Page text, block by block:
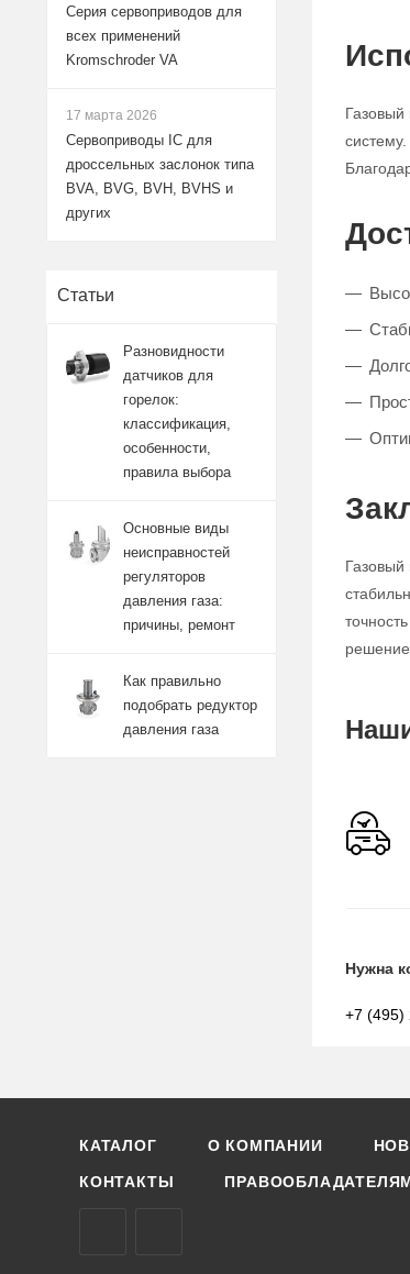
Газовый
Газовый
Нужна
+7 (495)
Серия сервоприводов для
всех применений
Kromschroder VA
17 марта 2026
Сервоприводы IC для
дроссельных заслонок типа
BVA, BVG, BVH, BVHS и
других
Статьи
Разновидности
датчиков для
горелок:
классификация,
особенности,
правила выбора
Основные виды
неисправностей
регуляторов
давления газа:
причины, ремонт
Как правильно
подобрать редуктор
давления газа
КАТАЛОГ О КОМПАНИИ
КОНТАКТЫ